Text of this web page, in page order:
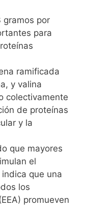
gramos por
para
ramificada
y valina
colectivamente
de proteínas
y la
que mayores
el
que una
los
promueven